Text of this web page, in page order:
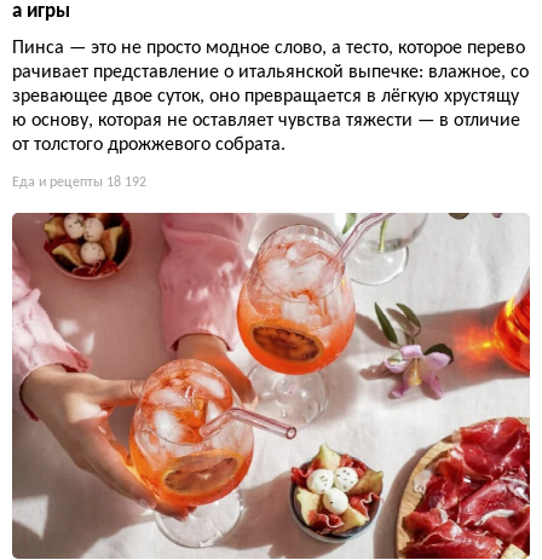
а игры
Пинса — это не просто модное слово, а тесто, которое перево
рачивает представление о итальянской выпечке: влажное, со
зревающее двое суток, оно превращается в лёгкую хрустящу
ю основу, которая не оставляет чувства тяжести — в отличие
от толстого дрожжевого собрата.
Еда и рецепты 18 192